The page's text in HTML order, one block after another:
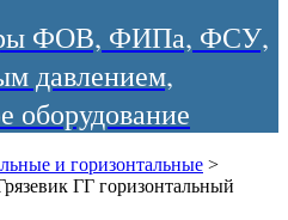
ФОВ, ФИПа, ФСУ,
давлением,
оборудование
и горизонтальные >
ГГ горизонтальный